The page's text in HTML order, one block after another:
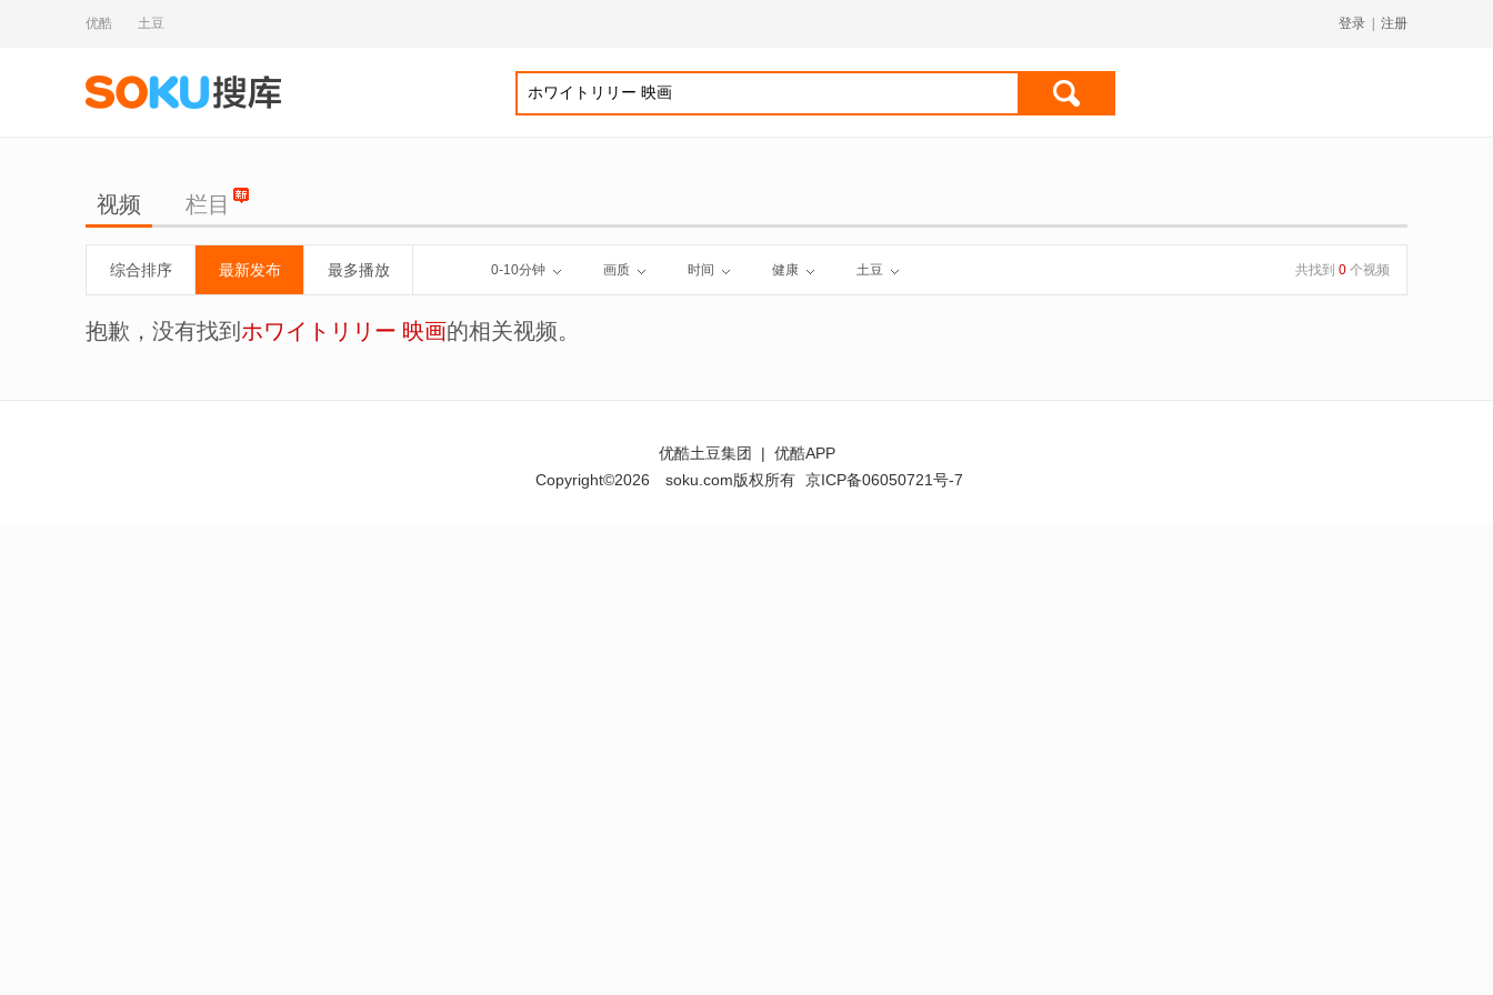
优酷 土豆 登录 注册
视频 栏目
综合排序 最新发布 最多播放 0-10分钟 画质 时间 健康 土豆 共找到 0 个视频
抱歉，没有找到 ホワイトリリー 映画的相关视频。
优酷土豆集团 | 优酷APP
Copyright©2026
soku.com版权所有 京ICP备06050721号-7